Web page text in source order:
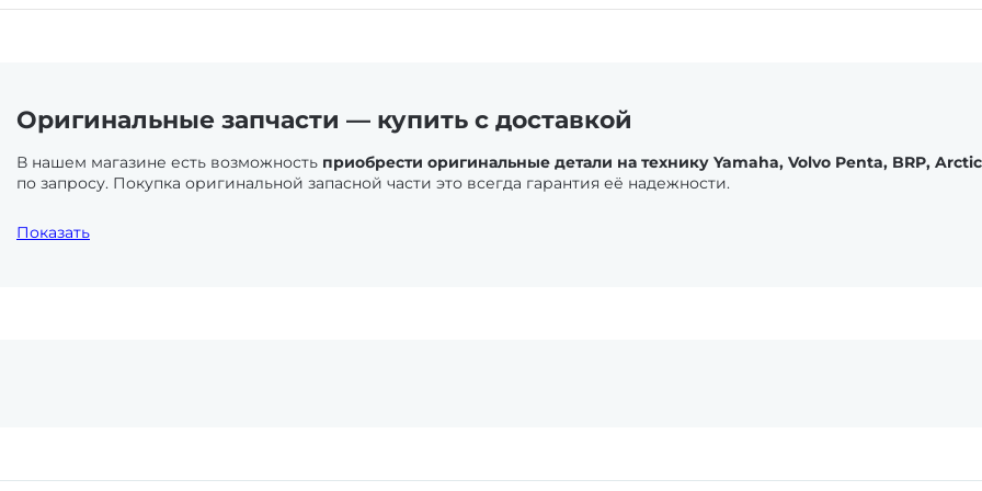
Оригинальные запчасти — купить с доставкой
В нашем магазине есть возможность приобрести оригинальные детали на технику Yamaha, Volvo Penta, BRP,
по запросу. Покупка оригинальной запасной части это всегда гарантия её надежности.
не велик. Части системы подачи топлива и системы охлаждения востребованы и на стационарных и на подвесных
выходит из строя со временем. Вопрос замены здесь не столь острый, однако родные покупаются часто. Реже
Показать